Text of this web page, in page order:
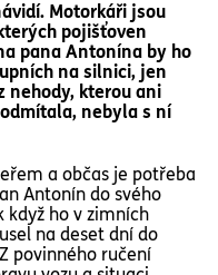
Motorkáři jsou
pojišťoven
pana Antonína by ho
na silnici, jen
nehody, kterou ani
nebyla s ní
a občas je potřeba
Antonín do svého
když ho v zimních
na deset dní do
povinného ručení